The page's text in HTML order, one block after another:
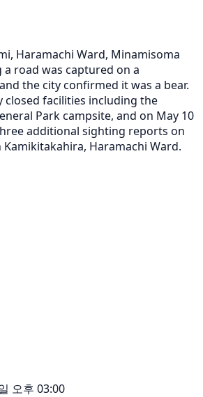
Haramachi Ward, Minamisoma
a road was captured on a
the city confirmed it was a bear.
closed facilities including the
Park campsite, and on May 10
additional sighting reports on
Haramachi Ward.
오후 03:00